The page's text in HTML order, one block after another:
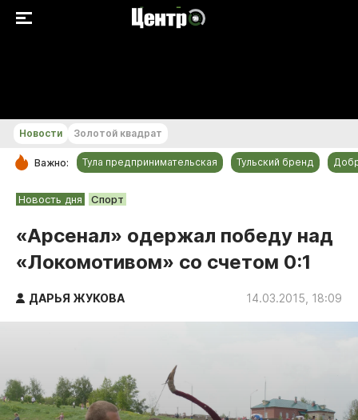
РУБРИКИ
Происшествия
Спорт
Тульский бренд
Голодный шпион
Новости Золотой квадрат
Важно: Тула предпринимательская Тульский бренд
Новость дня Спорт
«Арсенал» одержал победу над
«Локомотивом» со счетом 0:1
ДАРЬЯ ЖУКОВА 14.03.2015, 18:09